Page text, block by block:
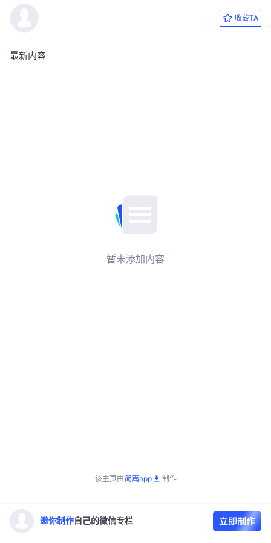
收藏TA
最新内容
暂未添加内容
该主页由简篇app 制作
邀你制作 自己的微信专栏